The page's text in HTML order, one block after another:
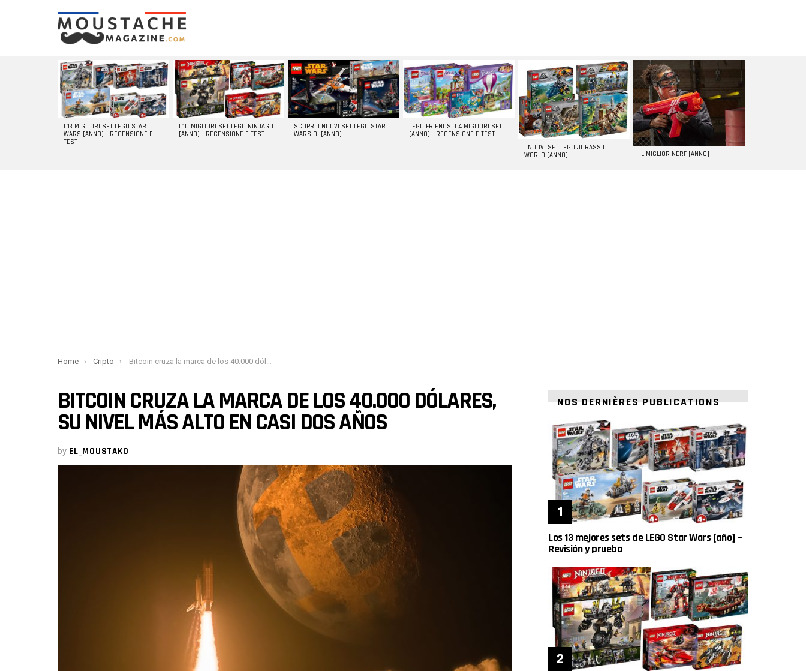
LATEST
STORIES
I 13 MIGLIORI SET LEGO STAR
WARS [ANNO] – RECENSIONE E
TEST
I 10 MIGLIORI SET LEGO NINJAGO
[ANNO] – RECENSIONE E TEST
SCOPRI I NUOVI SET LEGO STAR
WARS DI [ANNO]
LEGO FRIENDS: I 4 MIGLIORI SET
[ANNO] – RECENSIONE E TEST
I NUOVI SET LEGO JURASSIC
WORLD [ANNO]
IL MIGLIOR NERF [ANNO]
You are here:
Home Cripto Bitcoin cruza la marca de los 40.000 dólares, su nivel más alto en casi dos años
BITCOIN CRUZA LA MARCA DE LOS 40.000 DÓLARES,
SU NIVEL MÁS ALTO EN CASI DOS AÑOS
by EL_MOUSTAKO
NOS DERNIÈRES PUBLICATIONS
Los 13 mejores sets de LEGO Star Wars [año] –
Revisión y prueba